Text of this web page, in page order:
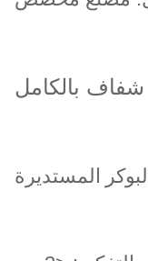
شفاف بالكامل
المستديرة